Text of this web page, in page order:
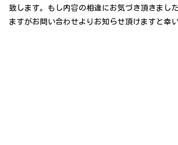
致します。もし内容の相違にお気づき頂きまし
ますがお問い合わせよりお知らせ頂けますと幸い